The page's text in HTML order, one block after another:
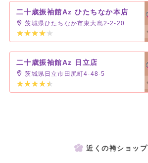
二十歳振袖館Az ひたちなか本店
茨城県ひたちなか市東大島2-2-20
二十歳振袖館Az 日立店
茨城県日立市田尻町4-48-5
近くの袴ショップ